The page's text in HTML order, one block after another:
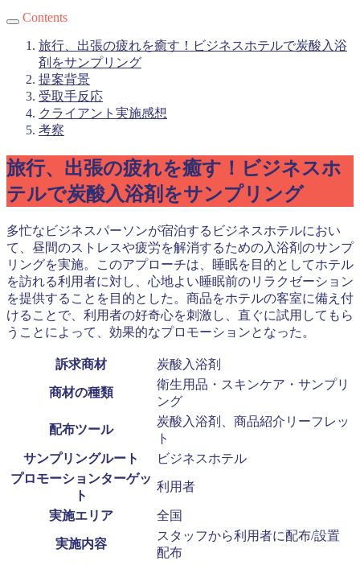
Contents
旅行、出張の疲れを癒す！ビジネスホテルで炭酸入浴
剤をサンプリング
提案背景
受取手反応
クライアント実施感想
考察
旅行、出張の疲れを癒す！ビジネスホ
テルで炭酸入浴剤をサンプリング
多忙なビジネスパーソンが宿泊するビジネスホテルにおい
て、昼間のストレスや疲労を解消するための入浴剤のサンプ
リングを実施。このアプローチは、睡眠を目的としてホテル
を訪れる利用者に対し、心地よい睡眠前のリラクゼーション
を提供することを目的とした。商品をホテルの客室に備え付
けることで、利用者の好奇心を刺激し、直ぐに試用してもら
うことによって、効果的なプロモーションとなった。
訴求商材 炭酸入浴剤
商材の種類
衛生用品・スキンケア・サンプリ
ング
配布ツール
炭酸入浴剤、商品紹介リーフレッ
ト
サンプリングルート
ビジネスホテル
プロモーションターゲッ
ト
利用者
実施エリア 全国
実施内容
スタッフから利用者に配布/設置
配布